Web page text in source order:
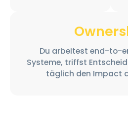
Du arbeitest end-to-
Systeme, triffst
täglich den Impact